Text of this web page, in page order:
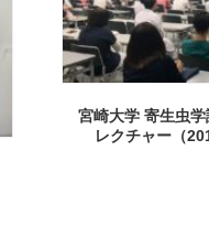
宮崎大学 寄生虫
レクチャー（